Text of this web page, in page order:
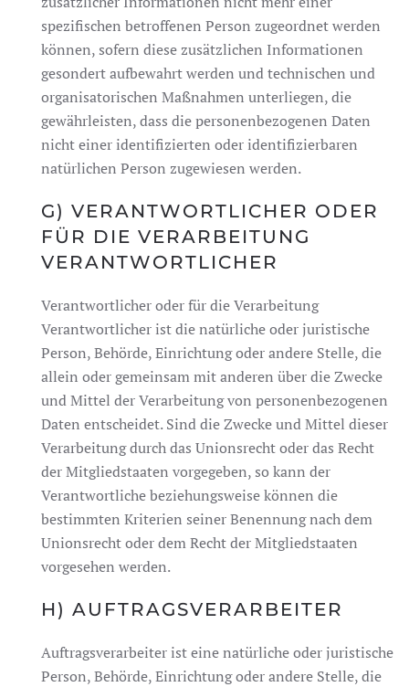
spezifischen betroffenen Person zugeordnet werden
können, sofern diese zusätzlichen Informationen
gesondert aufbewahrt werden und technischen und
organisatorischen Maßnahmen unterliegen, die
gewährleisten, dass die personenbezogenen Daten
nicht einer identifizierten oder identifizierbaren
natürlichen Person zugewiesen werden.
G) VERANTWORTLICHER ODER
FÜR DIE VERARBEITUNG
VERANTWORTLICHER
Verantwortlicher oder für die Verarbeitung
Verantwortlicher ist die natürliche oder juristische
Person, Behörde, Einrichtung oder andere Stelle, die
allein oder gemeinsam mit anderen über die Zwecke
und Mittel der Verarbeitung von personenbezogenen
Daten entscheidet. Sind die Zwecke und Mittel dieser
Verarbeitung durch das Unionsrecht oder das Recht
der Mitgliedstaaten vorgegeben, so kann der
Verantwortliche beziehungsweise können die
bestimmten Kriterien seiner Benennung nach dem
Unionsrecht oder dem Recht der Mitgliedstaaten
vorgesehen werden.
H) AUFTRAGSVERARBEITER
Auftragsverarbeiter ist eine natürliche oder juristische
Person, Behörde, Einrichtung oder andere Stelle, die